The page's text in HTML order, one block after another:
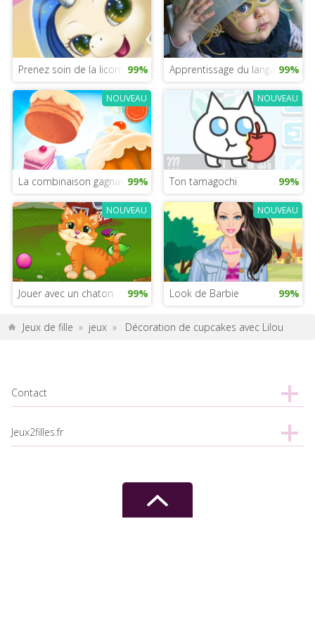
Prenez soin de la licorne99% Apprentissage du langage bébé
99%
NOUVEAU
La combinaison gagnante99%
NOUVEAU
Ton tamagochi 99%
NOUVEAU
Jouer avec un chaton 99%
NOUVEAU
Look de Barbie 99%
Jeux de fille » jeux » Décoration de cupcakes avec Lilou
Contact
Jeux2filles.fr